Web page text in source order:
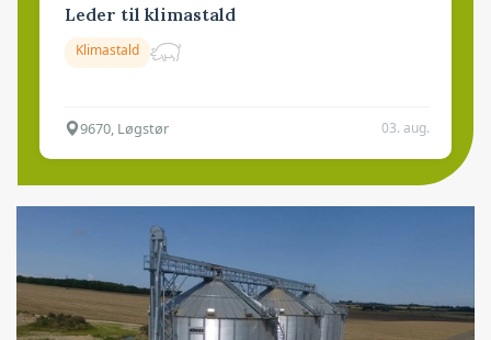
Leder til klimastald
Klimastald
9670, Løgstør 03. aug.